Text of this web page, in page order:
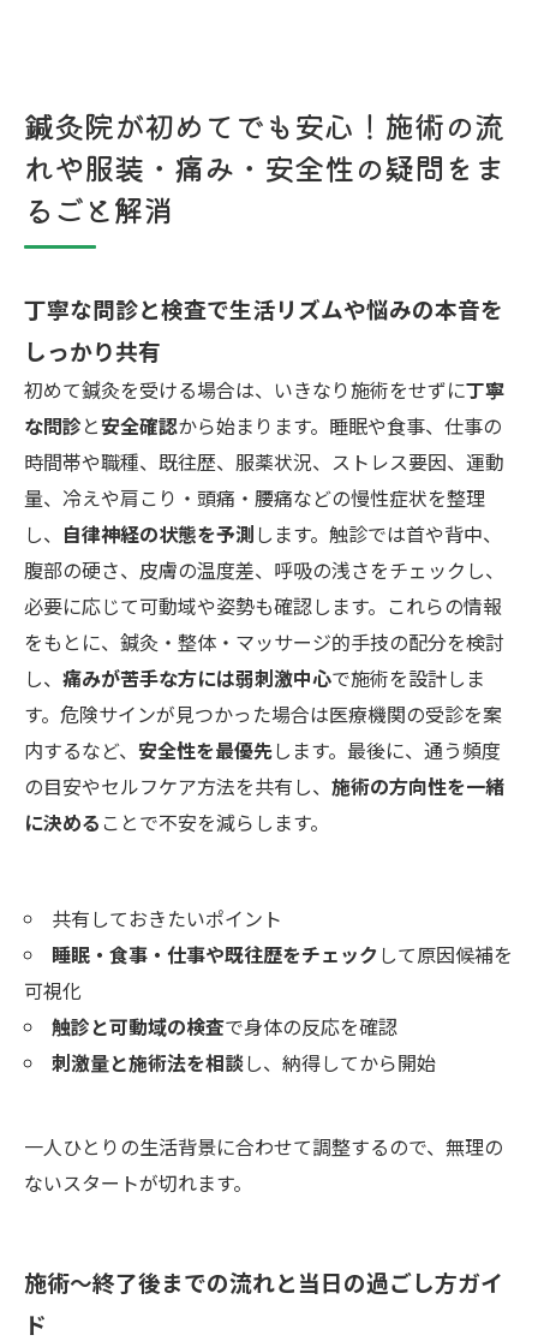
鍼灸院が初めてでも安心！施術の流
れや服装・痛み・安全性の疑問をま
るごと解消
丁寧な問診と検査で生活リズムや悩みの本音を
しっかり共有
初めて鍼灸を受ける場合は、いきなり施術をせずに丁寧
な問診と安全確認から始まります。睡眠や食事、仕事の
時間帯や職種、既往歴、服薬状況、ストレス要因、運動
量、冷えや肩こり・頭痛・腰痛などの慢性症状を整理
し、 自律神経の状態を予測します。触診では首や背中、
腹部の硬さ、皮膚の温度差、呼吸の浅さをチェックし、
必要に応じて可動域や姿勢も確認します。これらの情報
をもとに、鍼灸・整体・マッサージ的手技の配分を検討
し、 痛みが苦手な方には弱刺激中心で施術を設計しま
す。危険サインが見つかった場合は医療機関の受診を案
内するなど、 安全性を最優先します。最後に、通う頻度
の目安やセルフケア方法を共有し、 施術の方向性を一緒
に決める ことで不安を減らします。
共有しておきたいポイント
睡眠・食事・仕事や既往歴をチェックして原因候補を
可視化
触診と可動域の検査で身体の反応を確認
刺激量と施術法を相談し、納得してから開始
一人ひとりの生活背景に合わせて調整するので、無理の
ないスタートが切れます。
施術〜終了後までの流れと当日の過ごし方ガイ
ド